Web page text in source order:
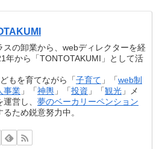
スの卸業から、webディレクターを経
年から「TONTOTAKUMI」として活
もを育てながら「子育て 」「web制
事業 」「神輿 」「投資 」「観光 」メ
運営し、夢のベーカリーペンション
るため鋭意努力中。